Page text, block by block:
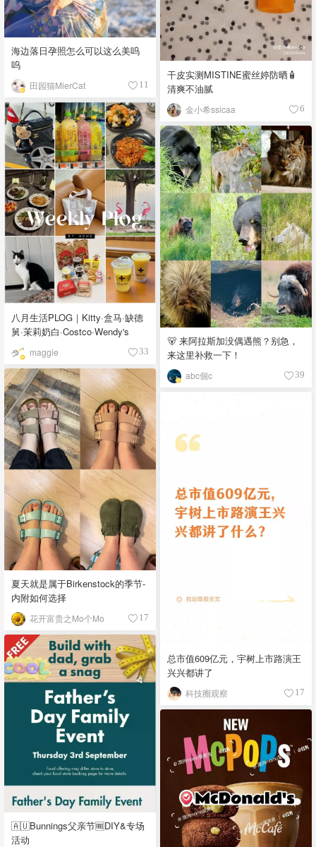
海边落日孕照怎么可以这么美呜
呜
田园猫MierCat 11
干皮实测MISTINE蜜丝婷防晒🧴
清爽不油腻
金小希ssicaa 6
八月生活PLOG｜Kitty·盒马·缺德
舅·茉莉奶白·Costco·Wendy's
maggie 33
🐻 来阿拉斯加没偶遇熊？别急，
来这里补救一下！
abc個c 39
夏天就是属于Birkenstock的季节-
内附如何选择
花开富贵之Mo个Mo 17
总市值609亿元，宇树上市路演王
兴兴都讲了
科技圈观察 17
🇦🇺Bunnings父亲节🆓DIY&专场
活动